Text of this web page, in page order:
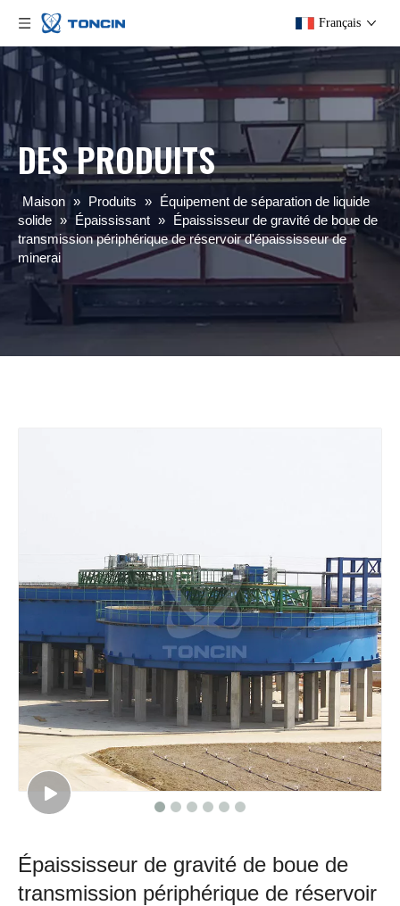
Français
DES PRODUITS
Maison » Produits » Équipement de séparation de liquide
solide » Épaississant » Épaississeur de gravité de boue de
transmission périphérique de réservoir d'épaississeur de
minerai
Épaississeur de gravité de boue de
transmission périphérique de réservoir